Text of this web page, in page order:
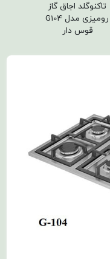
تاکنوگلد اجاق گاز
رومیزی مدل G104
قوس دار